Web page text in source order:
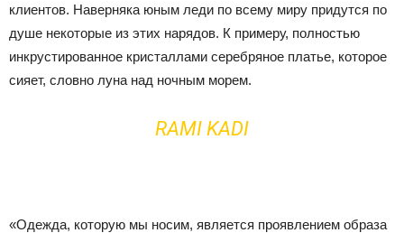
клиентов. Наверняка юным леди по всему миру придутся по
душе некоторые из этих нарядов. К примеру, полностью
инкрустированное кристаллами серебряное платье, которое
сияет, словно луна над ночным морем.
RAMI KADI
«Одежда, которую мы носим, является проявлением образа